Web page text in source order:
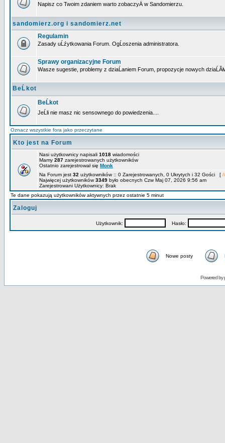
Napisz co Twoim zdaniem warto zobaczyÄ w Sandomierzu.
sandomierz.org i sandomierz.net
Regulamin
Zasady uĹźytkowania Forum. OgĹoszenia administratora.
Sprawy organizacyjne Forum
Wasze sugestie, problemy z dziaĹaniem Forum, propozycje nowych
BeĹkot
BeĹkot
JeĹli nie masz nic sensownego do powiedzenia....
Oznacz wszystkie fora jako przeczytane
Kto jest na Forum
Nasi użytkownicy napisali 1018 wiadomości
Mamy 287 zarejestrowanych użytkowników
Ostatnio zarejestrował się Monk
Na Forum jest 32 użytkowników :: 0 Zarejestrowanych, 0 Ukrytych i 32 Gości [
Najwięcej użytkowników3349 było obecnych Czw Maj 07, 2026 9:56 am
Zarejestrowani Użytkownicy: Brak
Te dane pokazują użytkowników aktywnych przez ostatnie 5 minut
Zaloguj
Użytkownik: Hasło:
Nowe posty
Powered by